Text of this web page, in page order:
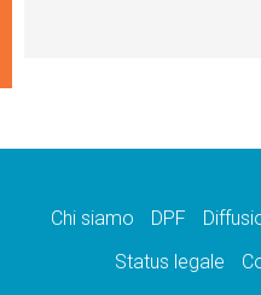
Chi siamo DPF
Status legale